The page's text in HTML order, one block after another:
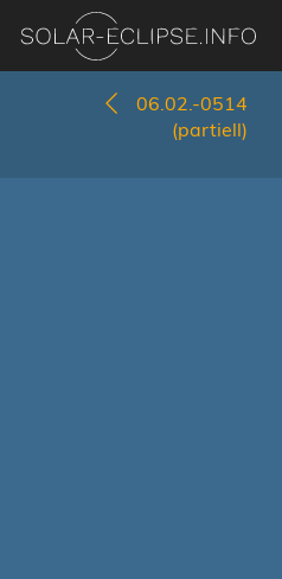
06.02.-0514
(partiell)